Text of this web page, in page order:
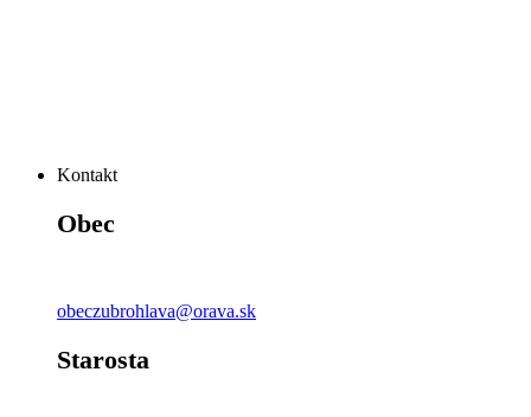
Kontakt
Obec
obeczubrohlava@orava.sk
Starosta